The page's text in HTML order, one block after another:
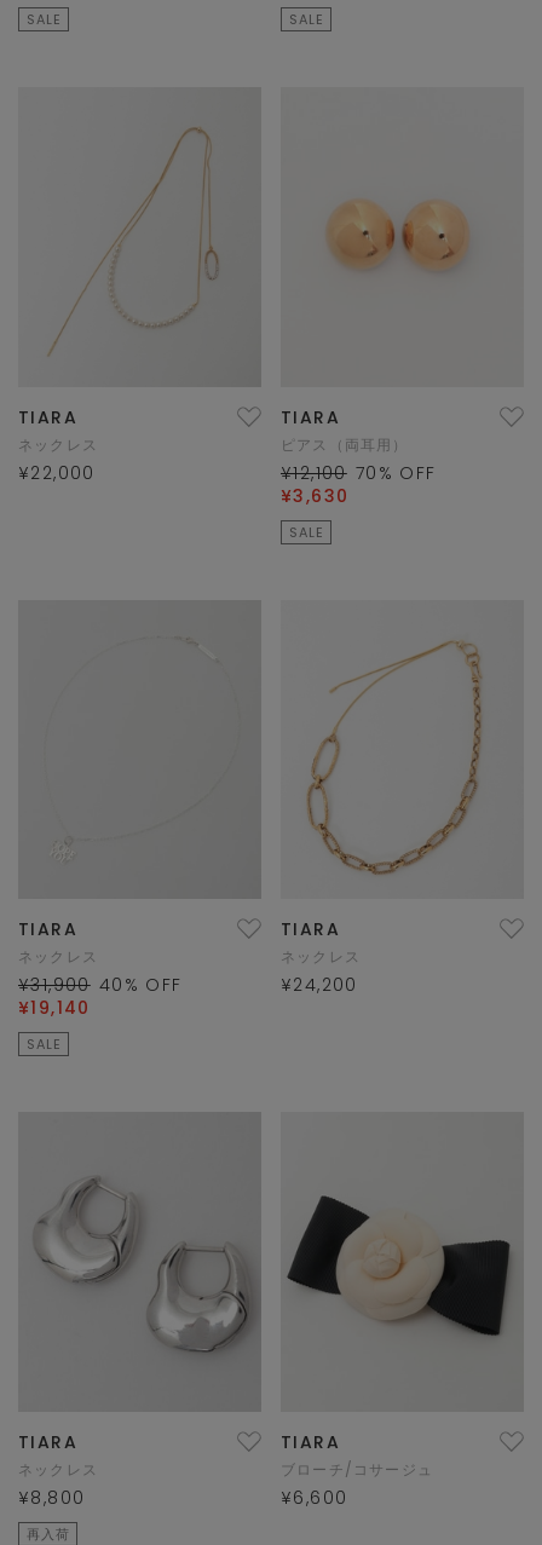
SALE SALE
TIARA
ネックレス
¥22,000
TIARA
ピアス（両耳用）
¥12,100 70 % OFF
¥3,630
SALE
TIARA
ネックレス
¥31,900 40 % OFF
¥19,140
SALE
TIARA
ネックレス
¥24,200
TIARA
ネックレス
¥8,800
再入荷
TIARA
ブローチ/コサージュ
¥6,600